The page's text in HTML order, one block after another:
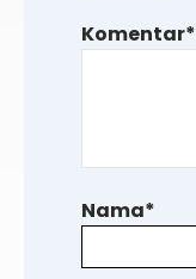
Komentar*
Nama*